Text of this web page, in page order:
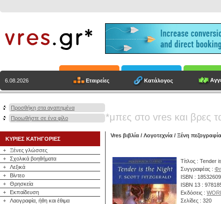
6.08.2026 Εταιρείες Κατάλογος
Προσθήκη στα αγαπημένα
Προωθήστε σε ένα φίλο
*μπες στο vres και βρες
ΚΥΡΙΕΣ ΚΑΤΗΓΟΡΙΕΣ
+
Ξένες γλώσσες
+
Σχολικά βοηθήματα
+
Λεξικά
+
Βίντεο
+
Θρησκεία
+
Εκπαίδευση
+
Λαογραφία, ήθη και έθιμα
Vres βιβλία / Λογοτεχνία / Ξένη πεζογραφία
Τίτλος : Tender
Συγγραφέας :
ISBN :
ISBN 13 :
Εκδόσεις :
Σελίδες : 320